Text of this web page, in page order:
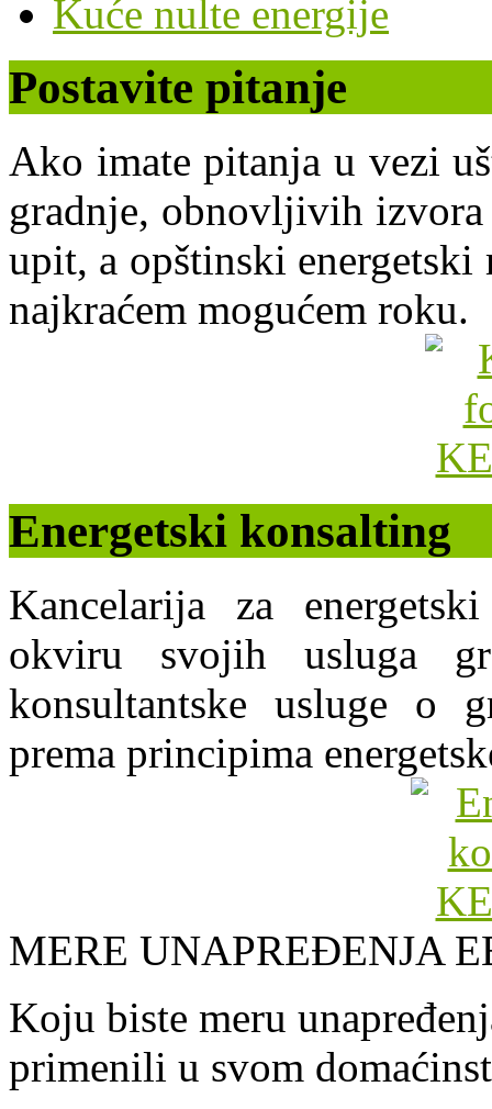
Kuće nulte energije
Postavite pitanje
Ako imate pitanja u vezi
gradnje, obnovljivih izvora
upit, a opštinski energetski
najkraćem mogućem roku.
Energetski konsalting
Kancelarija za
okviru svojih usluga
konsultantske usluge o
prema principima
MERE UNAPREĐENJA
Koju biste meru
primenili u svom